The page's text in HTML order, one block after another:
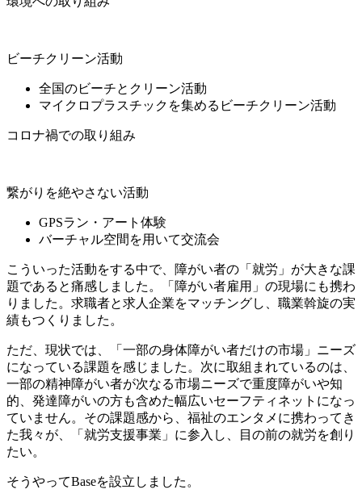
ビーチクリーン活動
全国のビーチとクリーン活動
マイクロプラスチックを集めるビーチクリーン活動
コロナ禍での取り組み
繋がりを絶やさない活動
GPSラン・アート体験
バーチャル空間を用いて交流会
こういった活動をする中で、障がい者の「就労」が大きな課
題であると痛感しました。「障がい者雇用」の現場にも携わ
りました。求職者と求人企業をマッチングし、職業斡旋の実
績もつくりました。
ただ、現状では、「一部の身体障がい者だけの市場」ニーズ
になっている課題を感じました。次に取組まれているのは、
一部の精神障がい者が次なる市場ニーズで重度障がいや知
的、発達障がいの方も含めた幅広いセーフティネットになっ
ていません。その課題感から、福祉のエンタメに携わってき
た我々が、「就労支援事業」に参入し、目の前の就労を創り
たい。
そうやってBaseを設立しました。